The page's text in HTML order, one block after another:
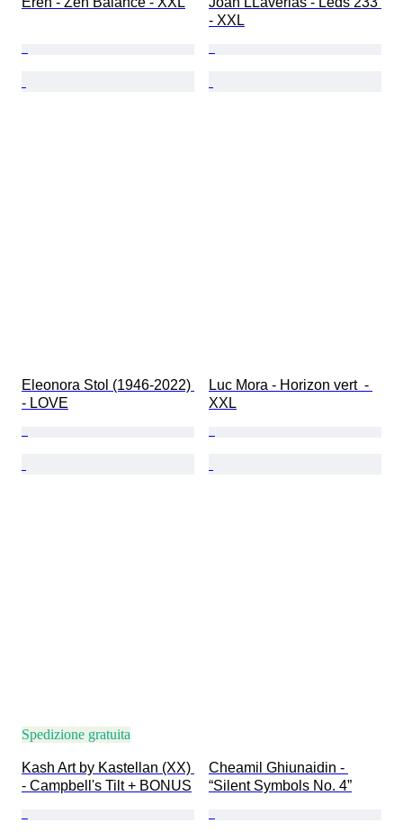
- XXL
Eleonora Stol (1946-2022)
- LOVE
Luc Mora - Horizon vert  -
XXL
Spedizione gratuita
Kash Art by Kastellan (XX)
- Campbell's Tilt + BONUS
Cheamil Ghiunaidin -
“Silent Symbols No. 4”